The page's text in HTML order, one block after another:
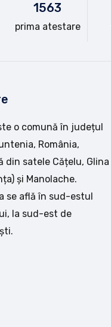
1563
prima atestare
o comună în județul
România,
din satele Cățelu, Glina
și Manolache.
se află în sud-estul
la sud-est de